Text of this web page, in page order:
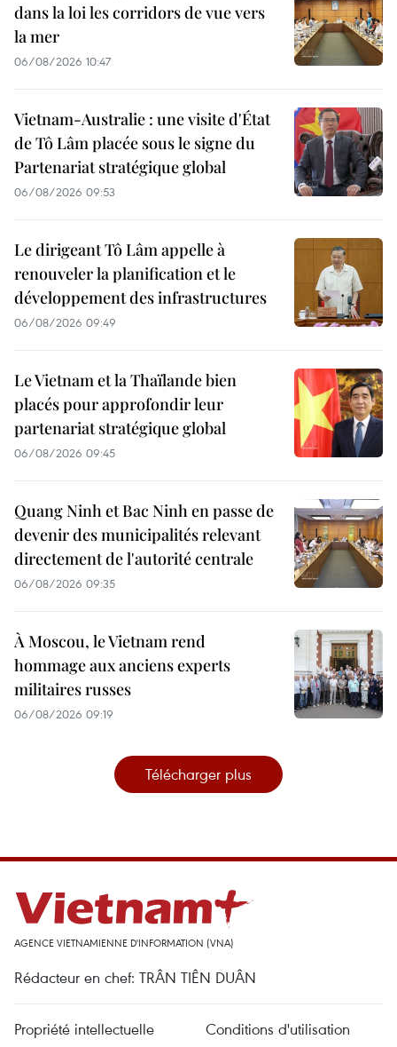
dans la loi les corridors de vue vers
la mer
06/08/2026 10:47
Vietnam-Australie : une visite d'État
de Tô Lâm placée sous le signe du
Partenariat stratégique global
06/08/2026 09:53
Le dirigeant Tô Lâm appelle à
renouveler la planification et le
développement des infrastructures
06/08/2026 09:49
Le Vietnam et la Thaïlande bien
placés pour approfondir leur
partenariat stratégique global
06/08/2026 09:45
Quang Ninh et Bac Ninh en passe de
devenir des municipalités relevant
directement de l'autorité centrale
06/08/2026 09:35
À Moscou, le Vietnam rend
hommage aux anciens experts
militaires russes
06/08/2026 09:19
Télécharger plus
AGENCE VIETNAMIENNE D'INFORMATION (VNA)
Rédacteur en chef: TRÂN TIÊN DUÂN
Propriété intellectuelle Conditions d'utilisation